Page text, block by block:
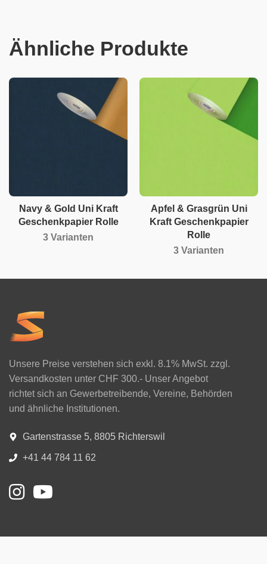
Ähnliche Produkte
Navy & Gold Uni Kraft
Geschenkpapier Rolle
3 Varianten
Apfel & Grasgrün Uni
Kraft Geschenkpapier
Rolle
3 Varianten
Unsere Preise verstehen sich exkl. 8.1% MwSt. zzgl.
Versandkosten unter CHF 300.- Unser Angebot
richtet sich an Gewerbetreibende, Vereine, Behörden
und ähnliche Institutionen.
Gartenstrasse 5, 8805 Richterswil
+41 44 784 11 62